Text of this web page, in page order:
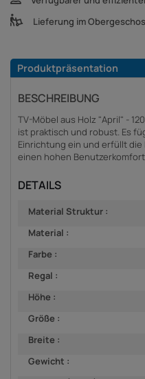
Lieferung im
Produktpräsentation
BESCHREIBUNG
TV-Möbel aus Holz "April" -
ist praktisch und robust. Es
Einrichtung ein und erfüllt
einen hohen
DETAILS
Material Struktur :
Material :
Farbe :
Regal :
Höhe :
Größe :
Breite :
Gewicht :